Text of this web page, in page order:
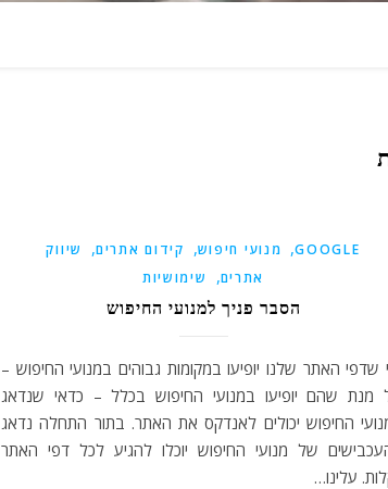
GOOGLE
, מנועי חיפוש, קידום אתרים,
שיווק
אתרים, שימושיות
הסבר פניך למנועי החיפוש
שדפי האתר שלנו יופיעו במקומות גבוהים במנועי החיפוש –
מנת שהם יופיעו במנועי החיפוש בכלל – כדאי שנדאג
החיפוש יכולים לאנדקס את האתר. בתור התחלה נדאג
של מנועי החיפוש יוכלו להגיע לכל דפי האתר
עלינו…